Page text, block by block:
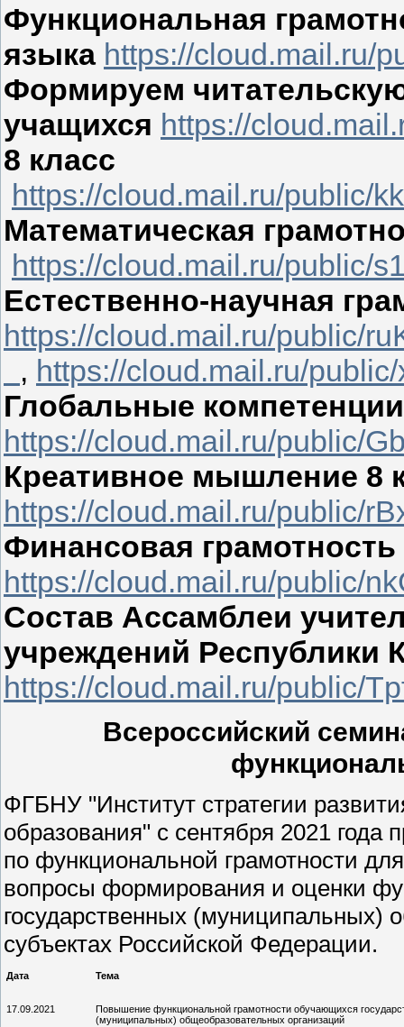
Функциональная
языка https://cloud.mail.ru/
Формируем
учащихся https://
8 класс
https://cloud.mail.ru/public/
Математическая
https://cloud.mail.ru/public/
Естественно-научная
https://cloud.mail.ru/public/
, https://cloud.mail.ru/
Глобальные
https://cloud.mail.ru/public/
Креативное мышление 8
https://cloud.mail.ru/public/
Финансовая грамотность
https://cloud.mail.ru/public/
Состав Ассамблеи
учреждений
https://cloud.mail.ru/public/
Всероссийский
ФГБНУ "Институт стратегии
образования" с сентября 2021
по функциональной грамотности
вопросы формирования и оценки
государственных (муниципальных)
субъектах Российской Федерации.
Дата Тема
17.09.2021
Повышение функциональной грамотности обучающихся
(муниципальных) общеобразовательных организаций